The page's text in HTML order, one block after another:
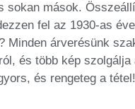
sokan mások.
fel az 1930-as
árverésünk
és több kép
és rengeteg a tétel!